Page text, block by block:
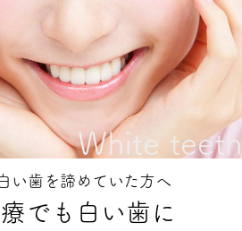
White teeth
い歯を諦めていた方へ
でも白い歯に